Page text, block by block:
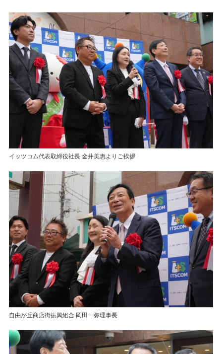
イッツコム代表取締役社長 金井美惠よりご挨拶
自由が丘商店街振興組合 岡田一弥理事長